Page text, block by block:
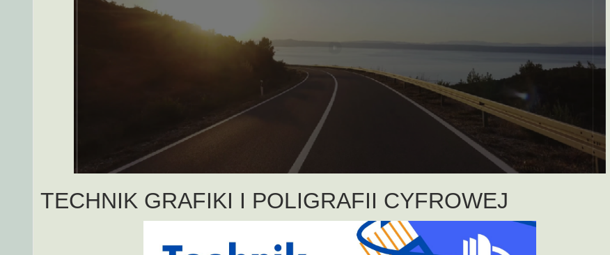
TECHNIK GRAFIKI I POLIGRAFII CYFROWEJ